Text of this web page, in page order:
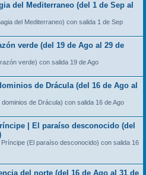
del Mediterraneo (del 1 de Sep al
del Mediterraneo) con salida 1 de Sep
verde (del 19 de Ago al 29 de
verde) con salida 19 de Ago
de Drácula (del 16 de Ago al
de Drácula) con salida 16 de Ago
| El paraíso desconocido (del
(El paraíso desconocido) con salida 16
del norte (del 16 de Ago al 31 de